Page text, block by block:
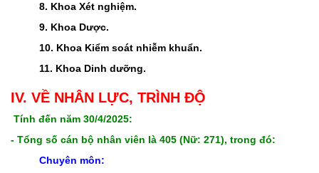
8. Khoa Xét nghiệm.
9. Khoa Dược.
10. Khoa Kiểm soát nhiễm khuẩn.
11. Khoa Dinh dưỡng.
IV. VỀ NHÂN LỰC, TRÌNH ĐỘ
Tính đến năm 30/4/2025:
- Tổng số cán bộ nhân viên là 405 (Nữ: 271), trong đó:
Chuyên môn: